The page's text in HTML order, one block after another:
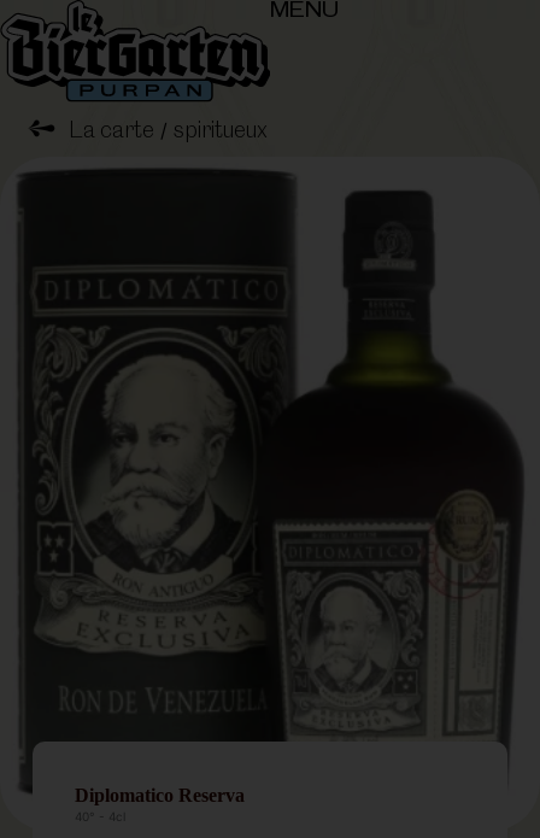
MENU
➺ La carte / spiritueux
Diplomatico Reserva